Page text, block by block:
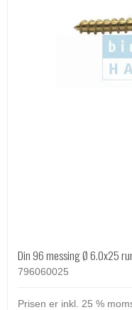
Din 96 messing Ø 6.0x25
796060025
Prisen er inkl. 25 %